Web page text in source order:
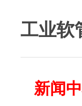
工业软
新闻